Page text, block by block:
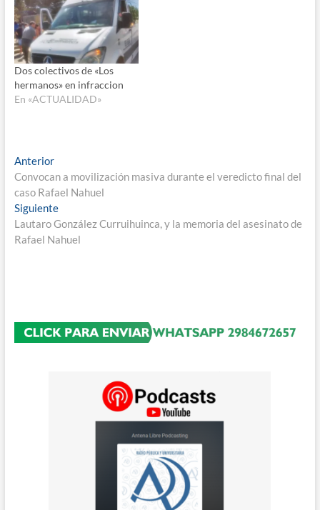
Dos colectivos de «Los
hermanos» en infraccion
En «ACTUALIDAD»
Navegación
de
entradas
AnteriorEntrada
anterior:
Convocan a movilización masiva durante el veredicto final del
caso Rafael Nahuel
SiguienteEntrada
siguiente:
Lautaro González Curruihuinca, y la memoria del asesinato de
Rafael Nahuel